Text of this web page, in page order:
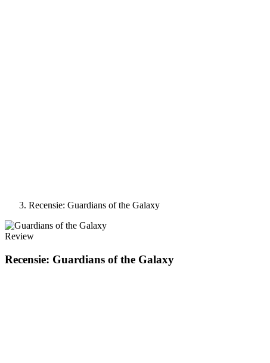
Recensie: Guardians of the Galaxy
Review
Recensie: Guardians of the Galaxy